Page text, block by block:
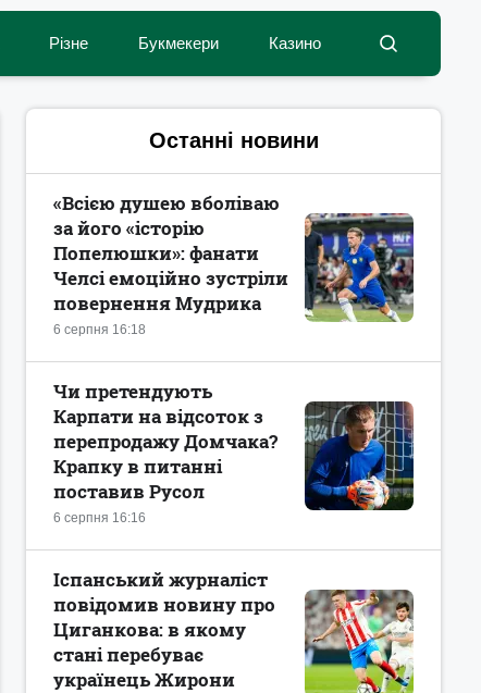
Різне Букмекери Казино
Останні новини
6 серпня 16:18
«Всією душею вболіваю
за його «історію
Попелюшки»: фанати
Челсі емоційно зустріли
повернення Мудрика
6 серпня 16:16
Чи претендують
Карпати на відсоток з
перепродажу Домчака?
Крапку в питанні
поставив Русол
Іспанський журналіст
повідомив новину про
Циганкова: в якому
стані перебуває
українець Жирони